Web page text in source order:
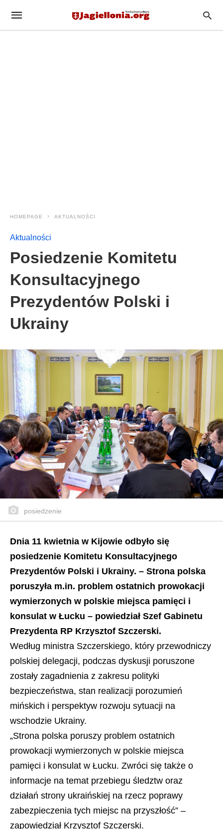
HOMEPAGE AKTUALNOŚCI
Aktualności
Posiedzenie Komitetu
Konsultacyjnego
Prezydentów Polski i
Ukrainy
posiedzenie
Dnia 11 kwietnia w Kijowie odbyło się
posiedzenie Komitetu Konsultacyjnego
Prezydentów Polski i Ukrainy. – Strona polska
poruszyła m.in. problem ostatnich prowokacji
wymierzonych w polskie miejsca pamięci i
konsulat w Łucku – powiedział Szef Gabinetu
Prezydenta RP Krzysztof Szczerski.
Według ministra Szczerskiego, który przewodniczy
polskiej delegacji, podczas dyskusji poruszone
zostały zagadnienia z zakresu polityki
bezpieczeństwa, stan realizacji porozumień
mińskich i perspektyw rozwoju sytuacji na
wschodzie Ukrainy.
„Strona polska poruszy problem ostatnich
prowokacji wymierzonych w polskie miejsca
pamięci i konsulat w Łucku. Zwróci się także o
informacje na temat przebiegu śledztw oraz
działań strony ukraińskiej na rzecz poprawy
zabezpieczenia tych miejsc na przyszłość” –
zapowiedział Krzysztof Szczerski.